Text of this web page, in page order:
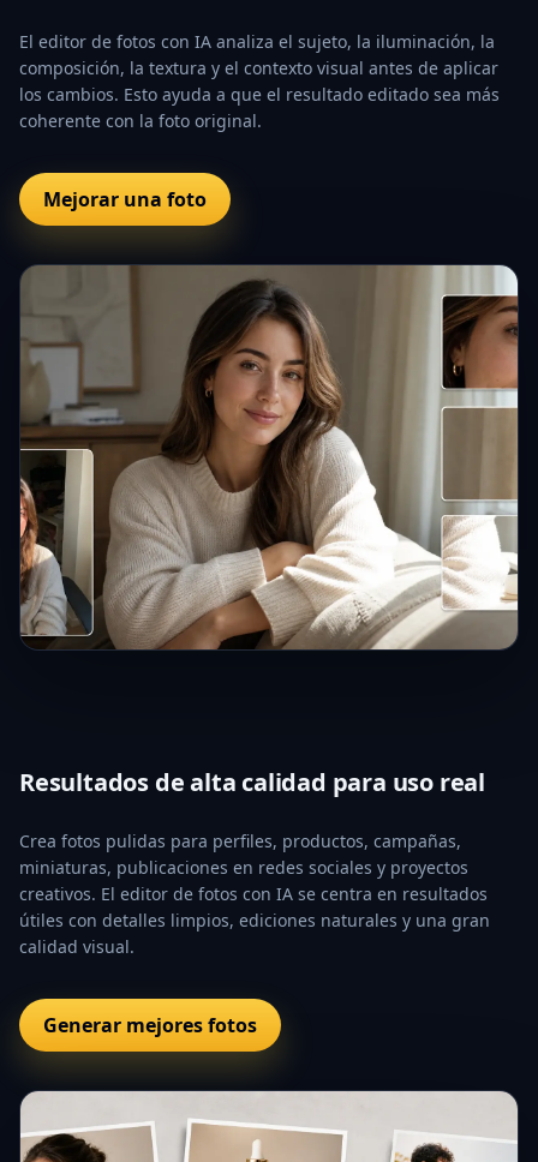
El editor de fotos con IA analiza el sujeto, la iluminación, la
composición, la textura y el contexto visual antes de aplicar
los cambios. Esto ayuda a que el resultado editado sea más
coherente con la foto original.
Mejorar una foto
Resultados de alta calidad para uso real
Crea fotos pulidas para perfiles, productos, campañas,
miniaturas, publicaciones en redes sociales y proyectos
creativos. El editor de fotos con IA se centra en resultados
útiles con detalles limpios, ediciones naturales y una gran
calidad visual.
Generar mejores fotos